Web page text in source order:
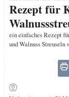
Rezept für
ein einfaches Rezept
und Walnuss Streuseln